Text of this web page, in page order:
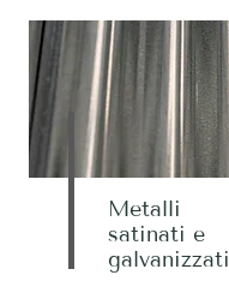
Metalli
satinati e
galvanizzati